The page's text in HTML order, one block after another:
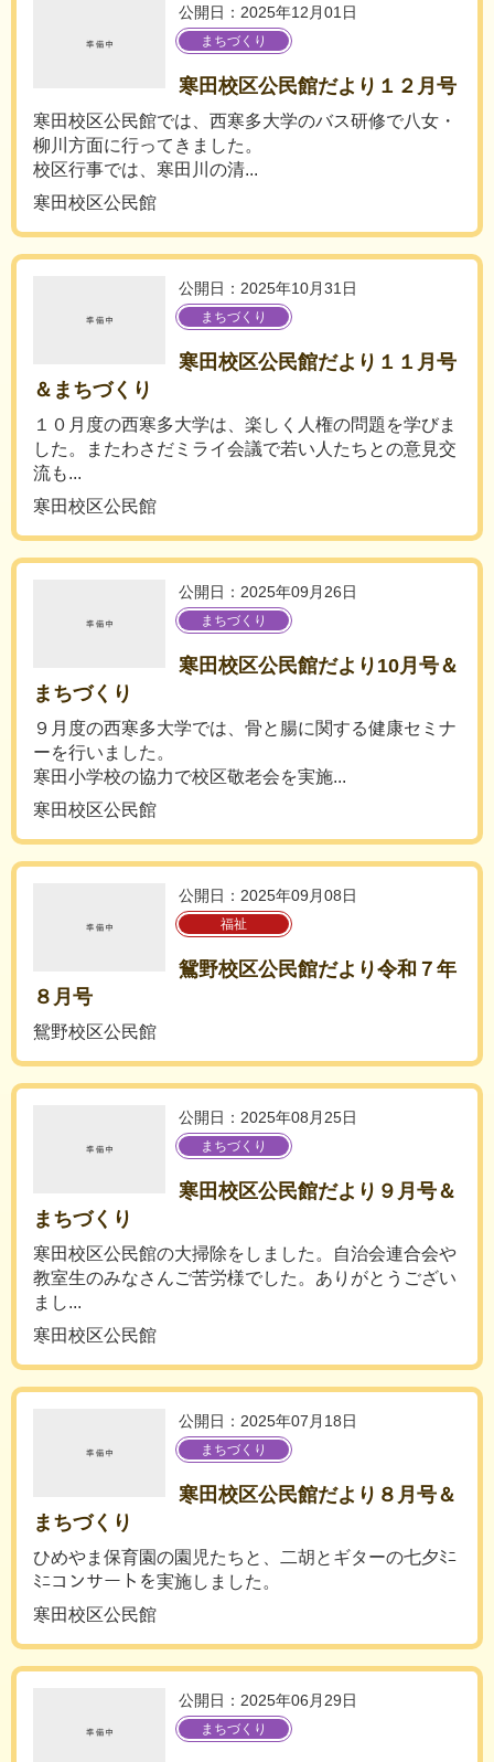
公開日：2025年12月01日
まちづくり
寒田校区公民館だより１２月号
寒田校区公民館では、西寒多大学のバス研修で八女・
柳川方面に行ってきました。
校区行事では、寒田川の清...
寒田校区公民館
公開日：2025年10月31日
まちづくり
寒田校区公民館だより１１月号
＆まちづくり
１０月度の西寒多大学は、楽しく人権の問題を学びま
した。またわさだミライ会議で若い人たちとの意見交
流も...
寒田校区公民館
公開日：2025年09月26日
まちづくり
寒田校区公民館だより10月号＆
まちづくり
９月度の西寒多大学では、骨と腸に関する健康セミナ
ーを行いました。
寒田小学校の協力で校区敬老会を実施...
寒田校区公民館
公開日：2025年09月08日
福祉
鴛野校区公民館だより令和７年
８月号
鴛野校区公民館
公開日：2025年08月25日
まちづくり
寒田校区公民館だより９月号＆
まちづくり
寒田校区公民館の大掃除をしました。自治会連合会や
教室生のみなさんご苦労様でした。ありがとうござい
まし...
寒田校区公民館
公開日：2025年07月18日
まちづくり
寒田校区公民館だより８月号＆
まちづくり
ひめやま保育園の園児たちと、二胡とギターの七夕ﾐﾆ
ﾐﾆコンサートを実施しました。
寒田校区公民館
公開日：2025年06月29日
まちづくり